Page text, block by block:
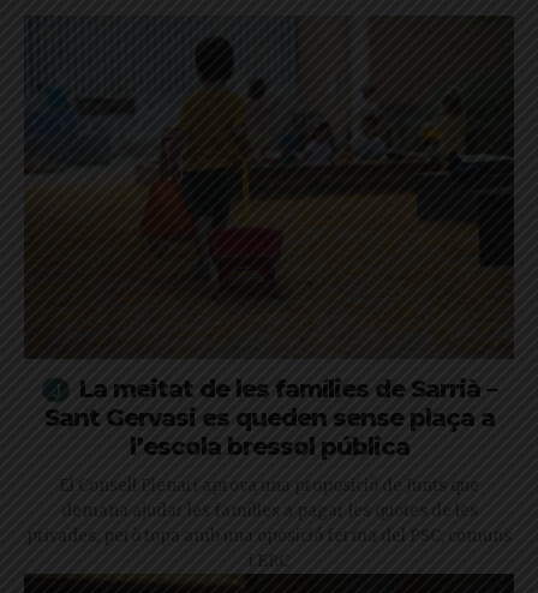
La meitat de les famílies de Sarrià –
Sant Gervasi es queden sense plaça a
l’escola bressol pública
El Consell Plenari aprova una proposició de Junts que
demana ajudar les famílies a pagar les quotes de les
privades, però topa amb una oposició ferma del PSC, comuns
i ERC